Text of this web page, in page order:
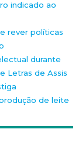
indicado ao
rever políticas
durante
Letras de Assis
de leite